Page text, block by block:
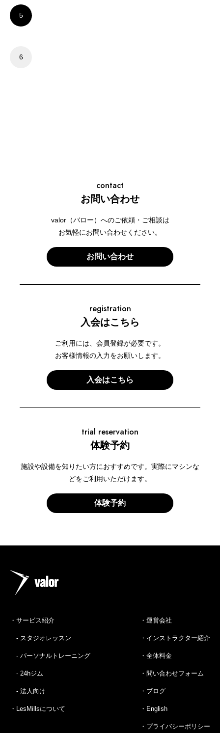
5
6
contact
お問い合わせ
valor（バロー）へのご依頼・ご相談は
お気軽にお問い合わせください。
お問い合わせ
registration
入会はこちら
ご利用には、会員登録が必要です。
お客様情報の入力をお願いします。
入会はこちら
trial reservation
体験予約
施設や設備を知りたい方におすすめです。実際にマシンな
どをご利用いただけます。
体験予約
・サービス紹介
- スタジオレッスン
- パーソナルトレーニング
- 24hジム
- 法人向け
・LesMillsについて
・運営会社
・インストラクター紹介
・全体料金
・問い合わせフォーム
・ブログ
・English
・プライバシーポリシー